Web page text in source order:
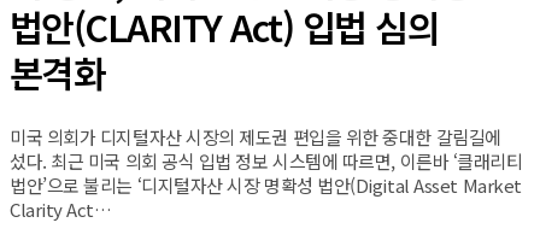
법안(CLARITY Act) 입법 심의
본격화
미국 의회가 디지털자산 시장의 제도권 편입을 위한 중대한 갈림길에
섰다. 최근 미국 의회 공식 입법 정보 시스템에 따르면, 이른바 ‘클래리티
법안’으로 불리는 ‘디지털자산 시장 명확성 법안(Digital Asset Market
Clarity Act…